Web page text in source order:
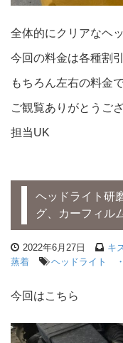
全体的にクリアなヘ
今回の料金は各種割
もちろん左右の料金で
ご観覧ありがとうご
担当UK
ヘッドライト研
グ、カーフィル
2022年6月27日 キ
蒸着
ヘッドライト
今回はこちら